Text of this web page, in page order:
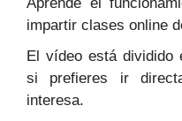
impartir clases online
El vídeo está dividido
si prefieres ir
interesa.